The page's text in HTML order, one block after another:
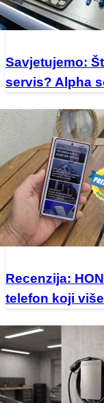
Savjetujemo:
servis? Alpha
Recenzija:
telefon koji